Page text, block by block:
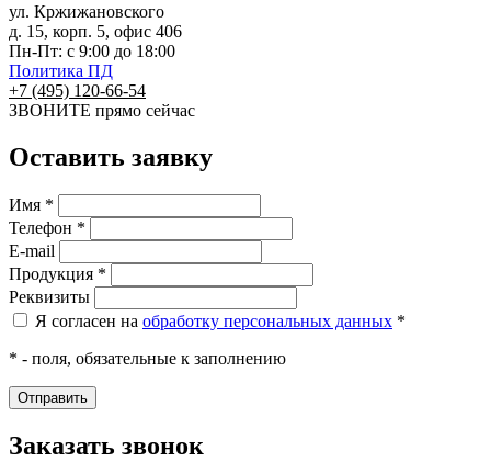
ул. Кржижановского
д. 15, корп. 5, офис 406
Пн-Пт: с 9:00 до 18:00
Политика ПД
+7 (495) 120-66-54
ЗВОНИТЕ прямо сейчас
Оставить заявку
Имя *
Телефон *
E-mail
Продукция *
Реквизиты
Я согласен на обработку персональных данных *
* - поля, обязательные к заполнению
Заказать звонок